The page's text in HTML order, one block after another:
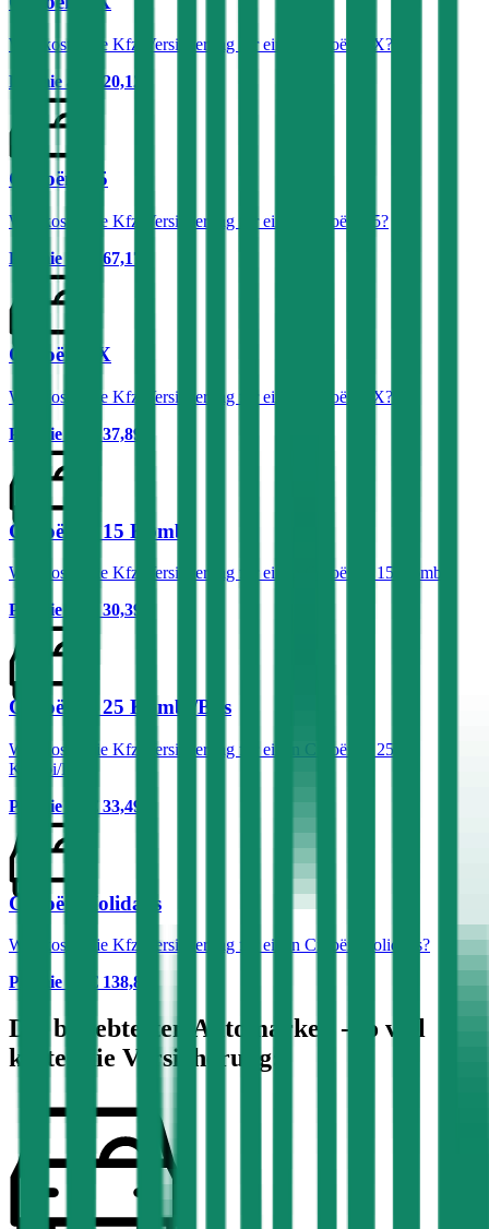
Was kostet die Kfz-Versicherung für einen Citroën AX?
Prämie ab
€ 20,12
Citroën C5
Was kostet die Kfz-Versicherung für einen Citroën C5?
Prämie ab
€ 67,17
Citroën BX
Was kostet die Kfz-Versicherung für einen Citroën BX?
Prämie ab
€ 37,89
Citroën C 15 Kombi
Was kostet die Kfz-Versicherung für einen Citroën C 15 Kombi?
Prämie ab
€ 30,39
Citroën C 25 Kombi/Bus
Was kostet die Kfz-Versicherung für einen Citroën C 25
Kombi/Bus?
Prämie ab
€ 33,49
Citroën Holidays
Was kostet die Kfz-Versicherung für einen Citroën Holidays?
Prämie ab
€ 138,89
Die beliebtesten Automarken - so viel
kostet die Versicherung: